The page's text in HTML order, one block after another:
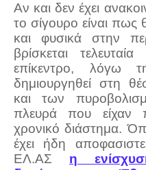
Αν και δεν έχει
το σίγουρο είναι πως
και φυσικά στην
βρίσκεται
επίκεντρο, λόγω
δημιουργηθεί στη
και των
πλευρά που είχαν
χρονικό διάστημα.
έχει ήδη
ΕΛ.ΑΣ η